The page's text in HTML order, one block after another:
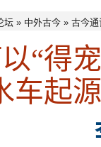
坛 » 中外古今 » 古今通
“得
起源